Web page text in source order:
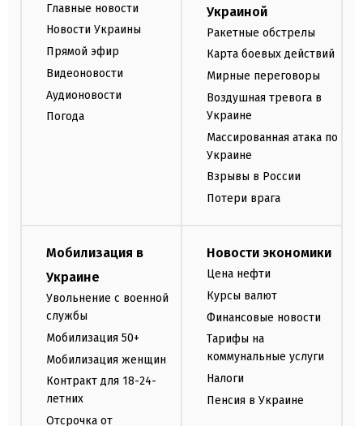
Главные новости
Новости Украины
Прямой эфир
Видеоновости
Аудионовости
Погода
Украиной
Ракетные обстрелы
Карта боевых действий
Мирные переговоры
Воздушная тревога в
Украине
Массированная атака по
Украине
Взрывы в России
Потери врага
Мобилизация в
Украине
Увольнение с военной
службы
Мобилизация 50+
Мобилизация женщин
Контракт для 18-24-
летних
Отсрочка от
Новости экономики
Цена нефти
Курсы валют
Финансовые новости
Тарифы на
коммунальные услуги
Налоги
Пенсия в Украине